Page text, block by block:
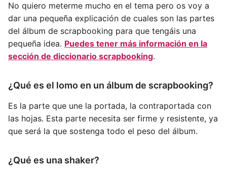
No quiero meterme mucho en el tema pero os voy a
dar una pequeña explicación de cuales son las partes
del álbum de scrapbooking para que tengáis una
pequeña idea. Puedes tener más información en la
sección de diccionario scrapbooking.
¿Qué es el lomo en un álbum de scrapbooking?
Es la parte que une la portada, la contraportada con
las hojas. Esta parte necesita ser firme y resistente, ya
que será la que sostenga todo el peso del álbum.
¿Qué es una shaker?